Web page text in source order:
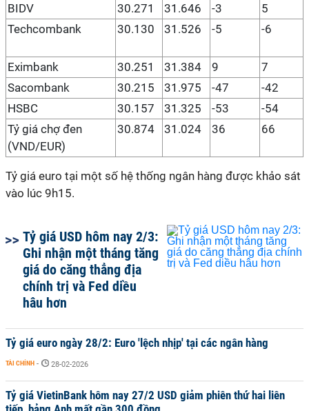
BIDV
30.271 31.646 -3
5
Techcombank
30.130 31.526 -5 -6
Eximbank 30.251 31.384 9
7
Sacombank
30.215 31.975 -47
-42
HSBC
30.157 31.325 -53
-54
Tỷ giá chợ đen
(VND/EUR)
30.874 31.024 36 66
Tỷ giá euro tại một số hệ thống ngân hàng được khảo sát
vào lúc 9h15.
Tỷ giá USD hôm nay 2/3:
Ghi nhận một tháng tăng
giá do căng thẳng địa
chính trị và Fed diều
hâu hơn
Tỷ giá euro ngày 28/2: Euro 'lệch nhịp' tại các ngân hàng
TÀI CHÍNH - 28-02-2026
Tỷ giá VietinBank hôm nay 27/2 USD giảm phiên thứ hai liên